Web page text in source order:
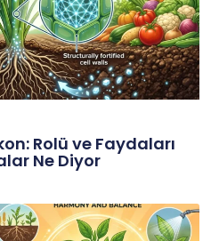
Rolü ve Faydaları
Ne Diyor